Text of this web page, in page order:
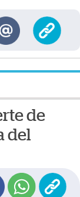
de
del